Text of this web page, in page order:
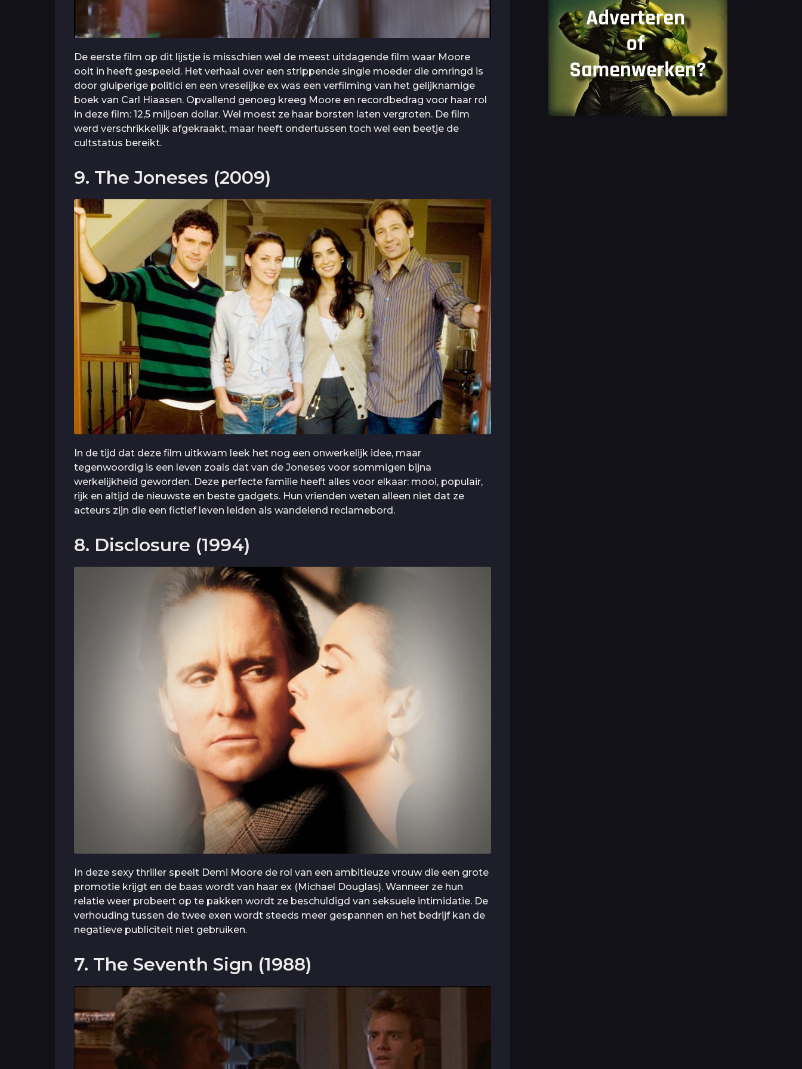
De eerste film op dit lijstje is misschien wel de meest uitdagende film waar Moore
ooit in heeft gespeeld. Het verhaal over een strippende single moeder die omringd is
door gluiperige politici en een vreselijke ex was een verfilming van het gelijknamige
boek van Carl Hiaasen. Opvallend genoeg kreeg Moore en recordbedrag voor haar rol
in deze film: 12,5 miljoen dollar. Wel moest ze haar borsten laten vergroten. De film
werd verschrikkelijk afgekraakt, maar heeft ondertussen toch wel een beetje de
cultstatus bereikt.
9. The Joneses (2009)
In de tijd dat deze film uitkwam leek het nog een onwerkelijk idee, maar
tegenwoordig is een leven zoals dat van de Joneses voor sommigen bijna
werkelijkheid geworden. Deze perfecte familie heeft alles voor elkaar: mooi, populair,
rijk en altijd de nieuwste en beste gadgets. Hun vrienden weten alleen niet dat ze
acteurs zijn die een fictief leven leiden als wandelend reclamebord.
8. Disclosure (1994)
In deze sexy thriller speelt Demi Moore de rol van een ambitieuze vrouw die een grote
promotie krijgt en de baas wordt van haar ex (Michael Douglas). Wanneer ze hun
relatie weer probeert op te pakken wordt ze beschuldigd van seksuele intimidatie. De
verhouding tussen de twee exen wordt steeds meer gespannen en het bedrijf kan de
negatieve publiciteit niet gebruiken.
7. The Seventh Sign (1988)